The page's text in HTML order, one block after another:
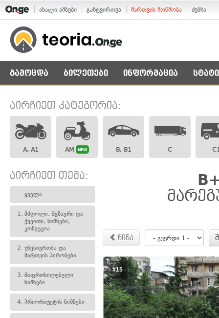
ახალი ამბები განტვირთვა მართვის მოწმობა ძებნა
გამოცდა ბილეთები ინფორმაცია
აირჩიეთ კატეგორია:
A, A1 AM NEW B, B1 C
აირჩიეთ თემა:
ყველა
1. მძღოლი, მგზავრი და
ქვეითი, ნიშნები,
კონვეცია
2. უწესივრობა და
მართვის პირობები
3. მაფრთხილებელი
ნიშნები
4. პრიორიტეტის ნიშნები
წინა
#15